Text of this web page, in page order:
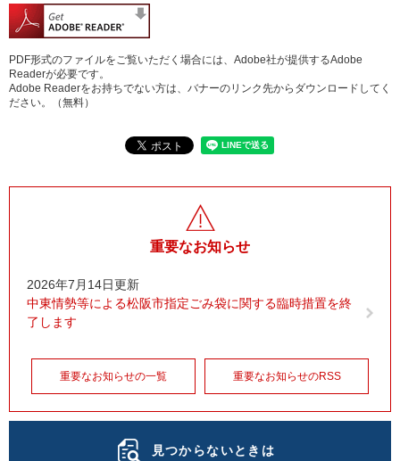
PDF形式のファイルをご覧いただく場合には、Adobe社が提供するAdobe
Readerが必要です。
Adobe Readerをお持ちでない方は、バナーのリンク先からダウンロードしてく
ださい。（無料）
重要なお知らせ
2026年7月14日更新
中東情勢等による松阪市指定ごみ袋に関する臨時措置を終
了します
重要なお知らせの一覧 重要なお知らせのRSS
見つからないときは